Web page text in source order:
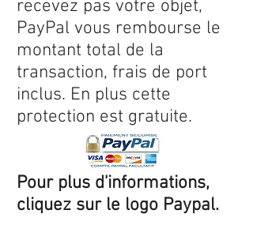
recevez pas votre objet,
PayPal vous rembourse le
montant total de la
transaction, frais de port
inclus. En plus cette
protection est gratuite.
Pour plus d'informations,
cliquez sur le logo Paypal.